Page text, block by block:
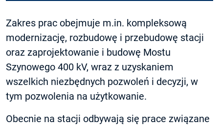
Zakres prac obejmuje m.in. kompleksową
modernizację, rozbudowę i przebudowę stacji
oraz zaprojektowanie i budowę Mostu
Szynowego 400 kV, wraz z uzyskaniem
wszelkich niezbędnych pozwoleń i decyzji, w
tym pozwolenia na użytkowanie.
Obecnie na stacji odbywają się prace związane